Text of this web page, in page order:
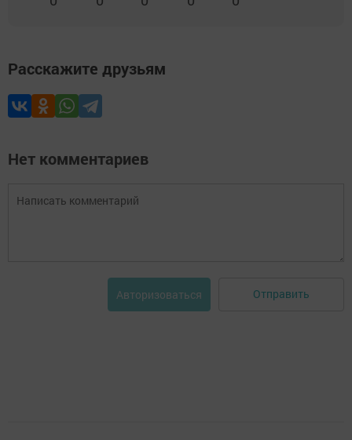
Расскажите друзьям
Нет комментариев
Авторизоваться Отправить